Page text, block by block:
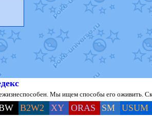
Мы ищем способы его оживить.
B2W2 XY ORAS SM USUM